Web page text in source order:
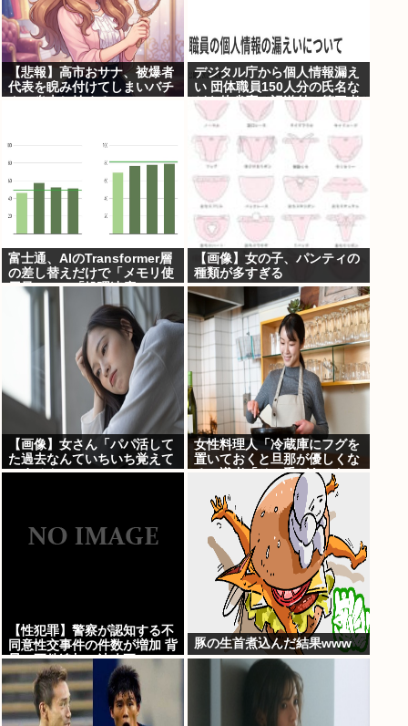
【悲報】高市おサナ、被爆者
代表を睨み付けてしまいバチ
デジタル庁から個人情報漏え
い 団体職員150人分の氏名な
どを他省庁へ誤送付、第三者
に転送なし
富士通、AIのTransformer層
の差し替えだけで「メモリ使
用量1/10」「処理速度475
倍」になる魔改造を発表
【画像】女の子、パンティの
種類が多すぎる
【画像】女さん「パパ活して
た過去なんていちいち覚えて
いません」
女性料理人「冷蔵庫にフグを
置いておくと旦那が優しくな
る」識者「その手があった
か……」⇒7万いいね！！！
【性犯罪】警察が認知する不
同意性交事件の件数が増加 背
景に要件追加の法改正
豚の生首煮込んだ結果www